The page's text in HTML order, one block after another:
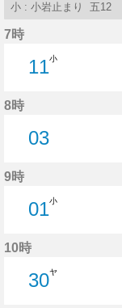
小 : 小岩止まり 五12
7時
11小
8時
03
9時
01小
10時
30ヤ